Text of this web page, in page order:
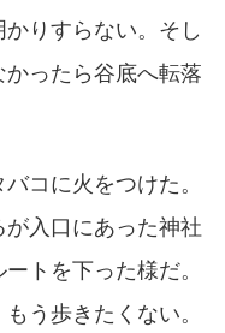
りすらない。そし
ったら谷底へ転落
コに火をつけた。
入口にあった神社
トを下った様だ。
う歩きたくない。